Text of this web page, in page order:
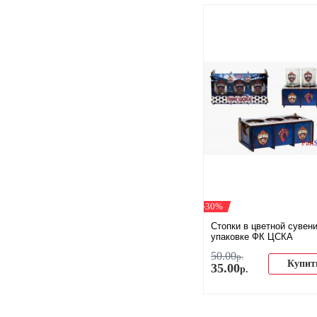
-30%
​Стопки в цветной
упаковке ФК ЦСКА
50.00р.
35.00р.